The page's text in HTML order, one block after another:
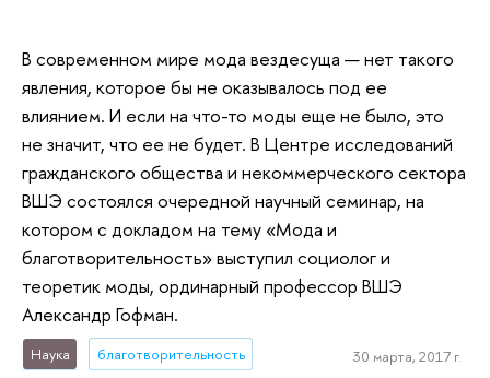
В современном мире мода вездесуща — нет такого
явления, которое бы не оказывалось под ее
влиянием. И если на что-то моды еще не было, это
не значит, что ее не будет. В Центре исследований
гражданского общества и некоммерческого сектора
ВШЭ состоялся очередной научный семинар, на
котором с докладом на тему «Мода и
благотворительность» выступил социолог и
теоретик моды, ординарный профессор ВШЭ
Александр Гофман.
Наука благотворительность 30 марта, 2017 г.